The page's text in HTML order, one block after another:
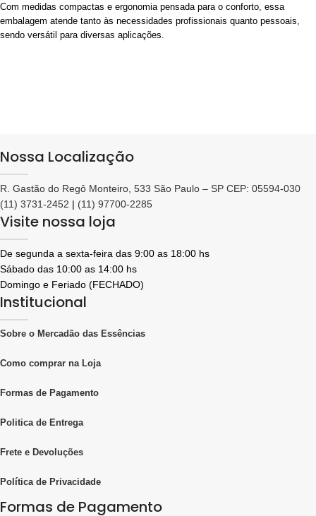
Com medidas compactas e ergonomia pensada para o conforto, essa
embalagem atende tanto às necessidades profissionais quanto pessoais,
sendo versátil para diversas aplicações.
Nossa Localização
R. Gastão do Regô Monteiro, 533 São Paulo – SP CEP: 05594-030
(11) 3731-2452 | (11) 97700-2285
Visite nossa loja
De segunda a sexta-feira das 9:00 as 18:00 hs
Sábado das 10:00 as 14:00 hs
Domingo e Feriado (FECHADO)
Institucional
Sobre o Mercadão das Essências
Como comprar na Loja
Formas de Pagamento
Politica de Entrega
Frete e Devoluções
Política de Privacidade
Formas de Pagamento